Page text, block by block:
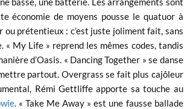
économie de moyens pousse le quatuor à
prétentieux : c’est juste joliment fait, sans
My Life » reprend les mêmes codes, tandis
d’Oasis. « Dancing Together » se danse
partout. Overgrass se fait plus cajôleur
Rémi Gettliffe apporte sa touche au
. « Take Me Away » est une fausse ballade